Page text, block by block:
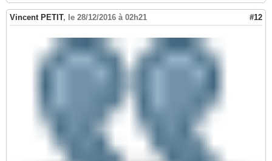
Vincent PETIT, le 28/12/2016 à 02h21 #12